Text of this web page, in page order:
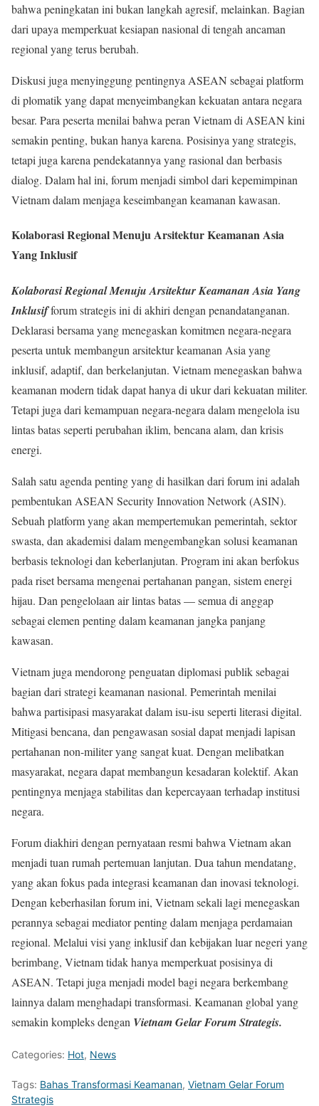
bahwa peningkatan ini bukan langkah agresif, melainkan. Bagian
dari upaya memperkuat kesiapan nasional di tengah ancaman
regional yang terus berubah.
Diskusi juga menyinggung pentingnya ASEAN sebagai platform
di plomatik yang dapat menyeimbangkan kekuatan antara negara
besar. Para peserta menilai bahwa peran Vietnam di ASEAN kini
semakin penting, bukan hanya karena. Posisinya yang strategis,
tetapi juga karena pendekatannya yang rasional dan berbasis
dialog. Dalam hal ini, forum menjadi simbol dari kepemimpinan
Vietnam dalam menjaga keseimbangan keamanan kawasan.
Kolaborasi Regional Menuju Arsitektur Keamanan Asia
Yang Inklusif
Kolaborasi Regional Menuju Arsitektur Keamanan Asia Yang
Inklusifforum strategis ini di akhiri dengan penandatanganan.
Deklarasi bersama yang menegaskan komitmen negara-negara
peserta untuk membangun arsitektur keamanan Asia yang
inklusif, adaptif, dan berkelanjutan. Vietnam menegaskan bahwa
keamanan modern tidak dapat hanya di ukur dari kekuatan militer.
Tetapi juga dari kemampuan negara-negara dalam mengelola isu
lintas batas seperti perubahan iklim, bencana alam, dan krisis
energi.
Salah satu agenda penting yang di hasilkan dari forum ini adalah
pembentukan ASEAN Security Innovation Network (ASIN).
Sebuah platform yang akan mempertemukan pemerintah, sektor
swasta, dan akademisi dalam mengembangkan solusi keamanan
berbasis teknologi dan keberlanjutan. Program ini akan berfokus
pada riset bersama mengenai pertahanan pangan, sistem energi
hijau. Dan pengelolaan air lintas batas — semua di anggap
sebagai elemen penting dalam keamanan jangka panjang
kawasan.
Vietnam juga mendorong penguatan diplomasi publik sebagai
bagian dari strategi keamanan nasional. Pemerintah menilai
bahwa partisipasi masyarakat dalam isu-isu seperti literasi digital.
Mitigasi bencana, dan pengawasan sosial dapat menjadi lapisan
pertahanan non-militer yang sangat kuat. Dengan melibatkan
masyarakat, negara dapat membangun kesadaran kolektif. Akan
pentingnya menjaga stabilitas dan kepercayaan terhadap institusi
negara.
Forum diakhiri dengan pernyataan resmi bahwa Vietnam akan
menjadi tuan rumah pertemuan lanjutan. Dua tahun mendatang,
yang akan fokus pada integrasi keamanan dan inovasi teknologi.
Dengan keberhasilan forum ini, Vietnam sekali lagi menegaskan
perannya sebagai mediator penting dalam menjaga perdamaian
regional. Melalui visi yang inklusif dan kebijakan luar negeri yang
berimbang, Vietnam tidak hanya memperkuat posisinya di
ASEAN. Tetapi juga menjadi model bagi negara berkembang
lainnya dalam menghadapi transformasi. Keamanan global yang
semakin kompleks dengan Vietnam Gelar Forum Strategis.
Categories: Hot, News
Tags: Bahas Transformasi Keamanan, Vietnam Gelar Forum
Strategis